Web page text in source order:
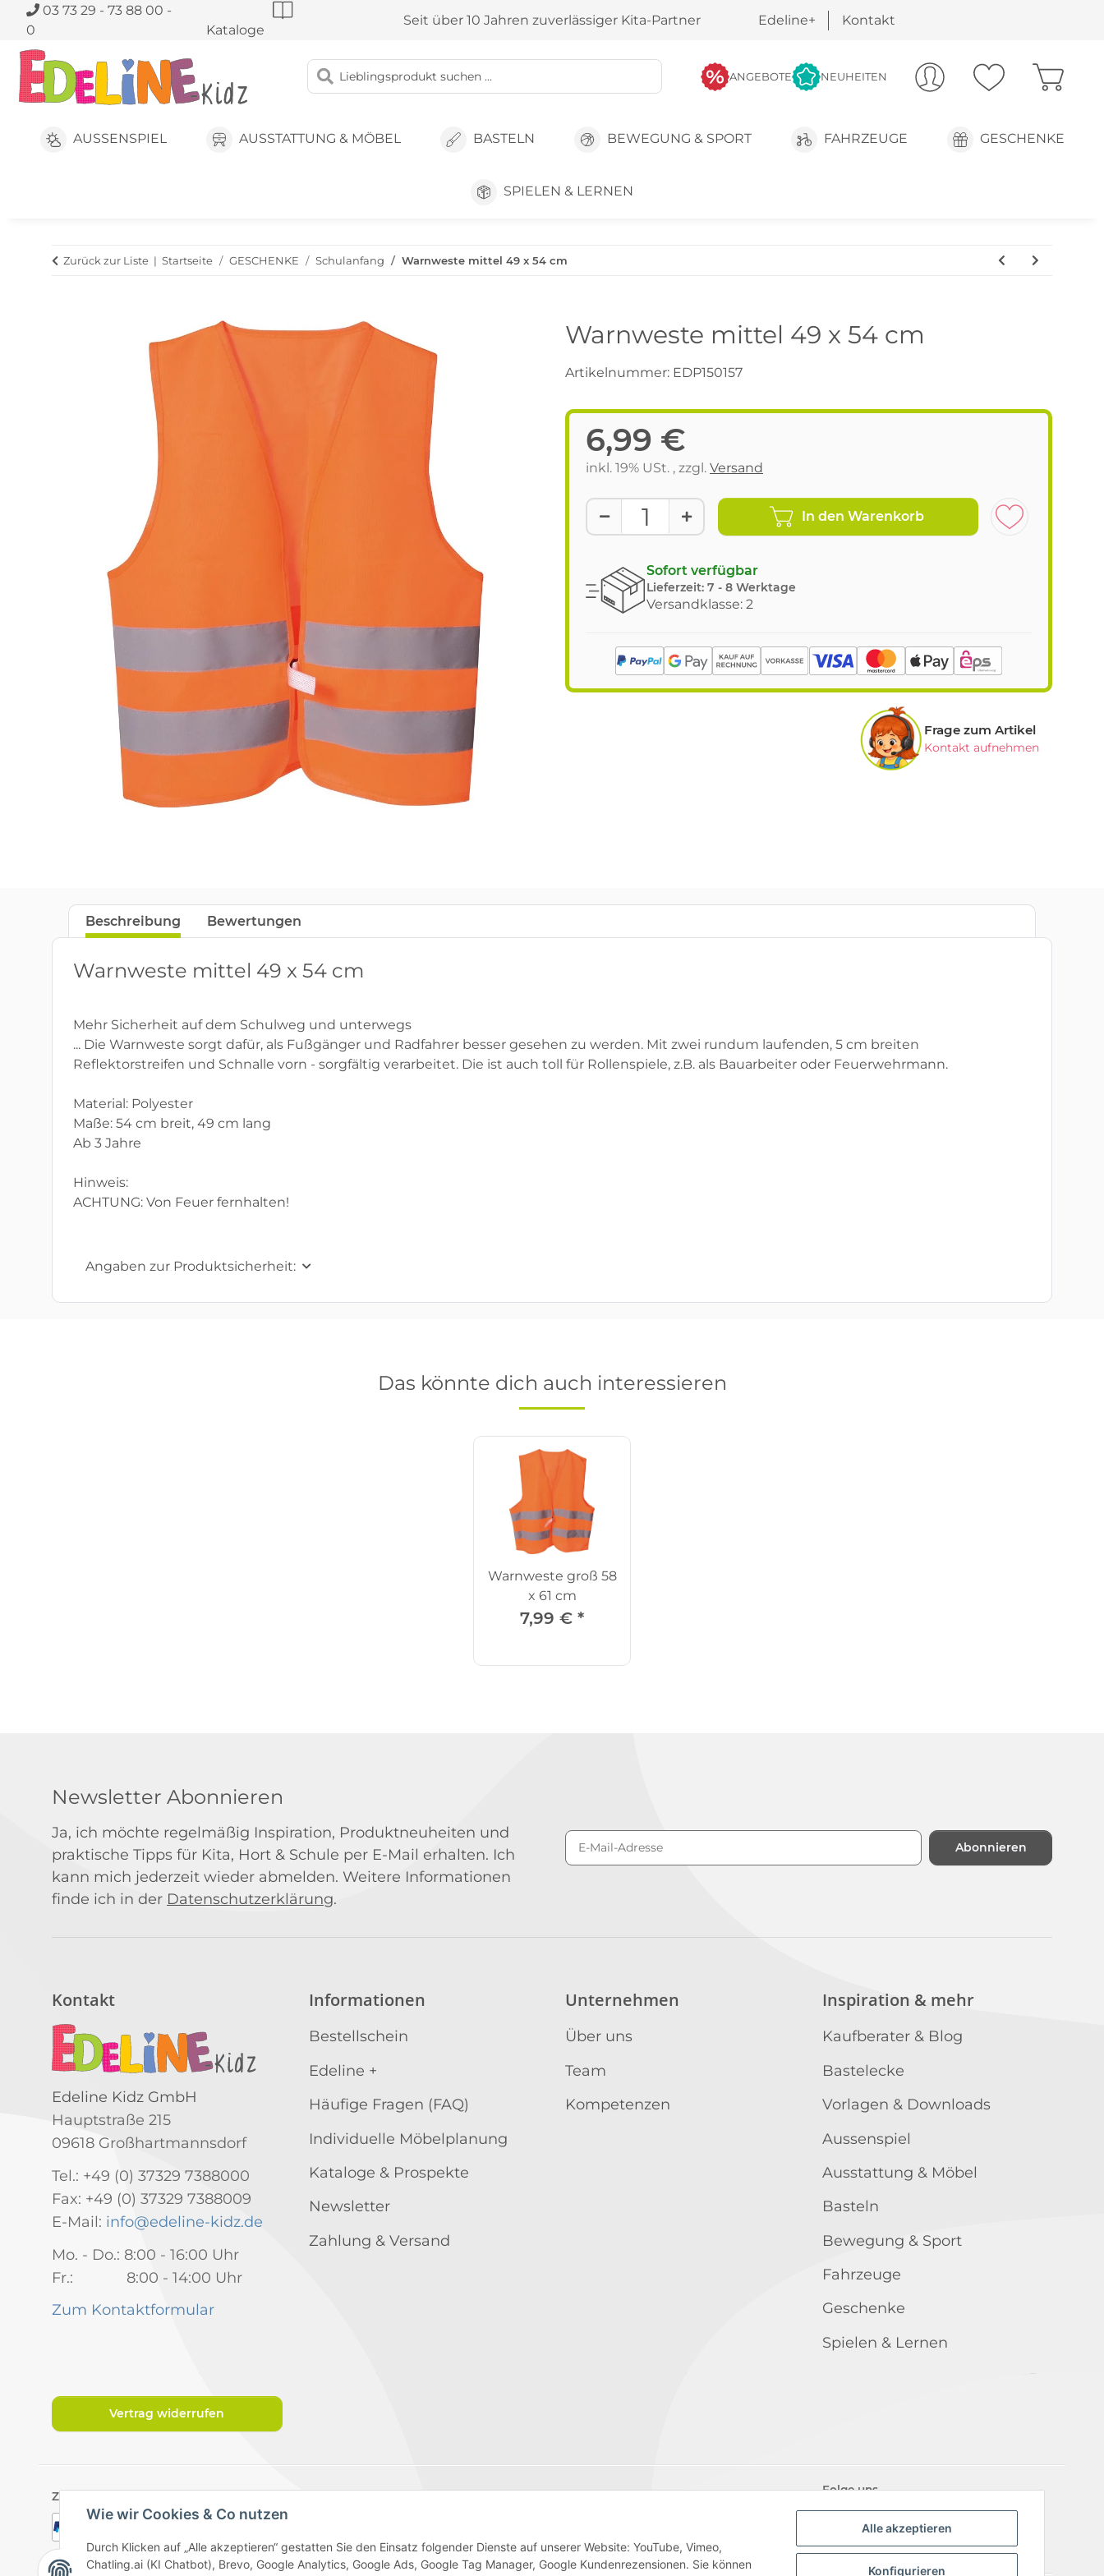
Alle akzeptieren
Konfigurieren
Wie wir Cookies & Co nutzen
Durch Klicken auf „Alle akzeptieren“ gestatten Sie den Einsatz folgender Dienste auf unserer Website: YouTube, Vimeo,
Chatling.ai (KI Chatbot), Brevo, Google Analytics, Google Ads, Google Tag Manager, Google Kundenrezensionen. Sie können
03 73 29 - 73 88 00 -
0
Kataloge
Seit über 10 Jahren zuverlässiger Kita-Partner Edeline+ Kontakt
ANGEBOTE NEUHEITEN
AUSSENSPIEL AUSSTATTUNG & MÖBEL BASTELN BEWEGUNG & SPORT FAHRZEUGE GESCHENKE
SPIELEN & LERNEN
Zurück zur Liste Startseite GESCHENKE Schulanfang Warnweste mittel 49 x 54 cm
Warnweste mittel 49 x 54 cm
Artikelnummer: EDP150157
6,99 €
inkl. 19% USt. , zzgl. Versand
In den Warenkorb
Sofort verfügbar
Lieferzeit: 7 - 8 Werktage
Versandklasse: 2
Frage zum Artikel
Kontakt aufnehmen
Beschreibung Bewertungen
Warnweste mittel 49 x 54 cm
Mehr Sicherheit auf dem Schulweg und unterwegs
... Die Warnweste sorgt dafür, als Fußgänger und Radfahrer besser gesehen zu werden. Mit zwei rundum laufenden, 5 cm breiten
Reflektorstreifen und Schnalle vorn - sorgfältig verarbeitet. Die ist auch toll für Rollenspiele, z.B. als Bauarbeiter oder Feuerwehrmann.
Material: Polyester
Maße: 54 cm breit, 49 cm lang
Ab 3 Jahre
Hinweis:
ACHTUNG: Von Feuer fernhalten!
Angaben zur Produktsicherheit:
Das könnte dich auch interessieren
Warnweste groß 58
x 61 cm
7,99 € *
Newsletter Abonnieren
Ja, ich möchte regelmäßig Inspiration, Produktneuheiten und
praktische Tipps für Kita, Hort & Schule per E-Mail erhalten. Ich
kann mich jederzeit wieder abmelden. Weitere Informationen
finde ich in der Datenschutzerklärung.
Abonnieren
Kontakt
Edeline Kidz GmbH
Hauptstraße 215
09618 Großhartmannsdorf
Tel.: +49 (0) 37329 7388000
Fax: +49 (0) 37329 7388009
E-Mail: info@edeline-kidz.de
Mo. - Do.: 8:00 - 16:00 Uhr
Fr.: 8:00 - 14:00 Uhr
Zum Kontaktformular
Informationen
Bestellschein
Edeline +
Häufige Fragen (FAQ)
Individuelle Möbelplanung
Kataloge & Prospekte
Newsletter
Zahlung & Versand
Unternehmen
Über uns
Team
Kompetenzen
Inspiration & mehr
Kaufberater & Blog
Bastelecke
Vorlagen & Downloads
Aussenspiel
Ausstattung & Möbel
Basteln
Bewegung & Sport
Fahrzeuge
Geschenke
Spielen & Lernen
Vertrag widerrufen
Zahlungsarten Folge uns